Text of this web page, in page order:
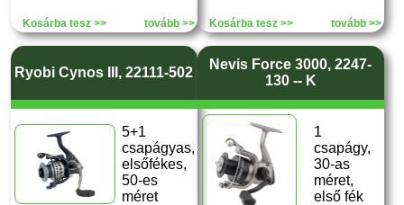
Kosárba tesz >> tovább >> Kosárba tesz >> tovább >>
Ryobi Cynos III, 22111-502
5+1
csapágyas,
elsőfékes,
50-es
méret
Nevis Force 3000, 2247-
130 -- K
1
csapágy,
30-as
méret,
első fék